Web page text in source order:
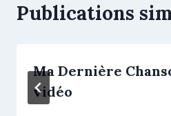
Publications
Ma Dernière
vidéo